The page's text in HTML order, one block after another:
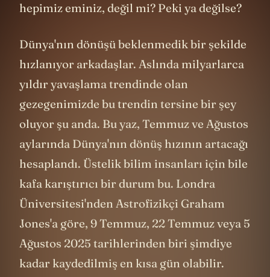
hepimiz eminiz, değil mi? Peki ya değilse?
Dünya'nın dönüşü beklenmedik bir şekilde
hızlanıyor arkadaşlar. Aslında milyarlarca
yıldır yavaşlama trendinde olan
gezegenimizde bu trendin tersine bir şey
oluyor şu anda. Bu yaz, Temmuz ve Ağustos
aylarında Dünya'nın dönüş hızının artacağı
hesaplandı. Üstelik bilim insanları için bile
kafa karıştırıcı bir durum bu. Londra
Üniversitesi'nden Astrofizikçi Graham
Jones'a göre, 9 Temmuz, 22 Temmuz veya 5
Ağustos 2025 tarihlerinden biri şimdiye
kadar kaydedilmiş en kısa gün olabilir.